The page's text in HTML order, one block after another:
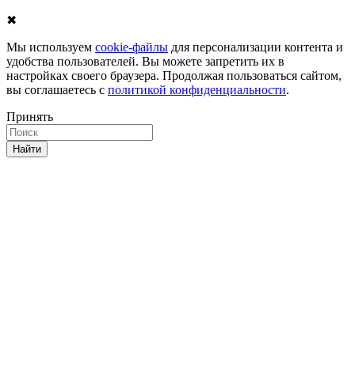
✖
Мы используем cookie-файлы для персонализации контента и
удобства пользователей. Вы можете запретить их в
настройках своего браузера. Продолжая пользоваться сайтом,
вы соглашаетесь с политикой конфиденциальности.
Принять
Найти